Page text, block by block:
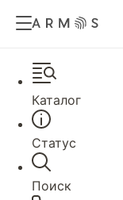
Каталог
Статус
Поиск